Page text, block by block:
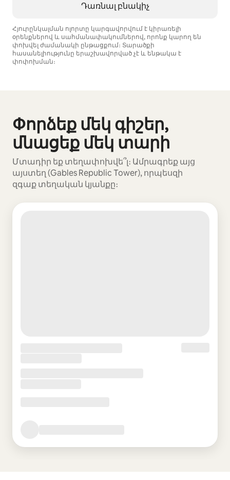
Դառնալ բնակիչ
Հյուրընկալման ոլորտը կարգավորվում է կիրառելի
օրենքներով և սահմանափակումներով, որոնք կարող են
փոխվել ժամանակի ընթացքում։ Տարածքի
հասանելիությունը երաշխավորված չէ և ենթակա է
փոփոխման։
Փորձեք մեկ գիշեր,
մնացեք մեկ տարի
Մտադիր եք տեղափոխվե՞լ։ Ամրագրեք այց
այստեղ (Gables Republic Tower), որպեսզի
զգաք տեղական կյանքը։
Ցուցադրվում է 0 տարր՝ 0-ից